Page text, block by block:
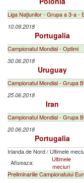
Liga Naţiunilor - Grupa a 3-a -
10.09.2018
Portugalia
Campionatul Mondial - Optimi
30.06.2018
Uruguay
Campionatul Mondial - Grupa B
25.06.2018
Iran
Campionatul Mondial - Grupa B
20.06.2018
Portugalia
Irlanda de Nord/ Ultimele
Afiseaza:
Ultimele
meciuri
Preliminariile Campionatului